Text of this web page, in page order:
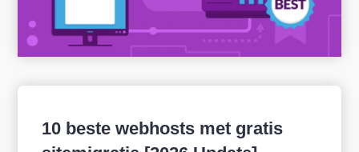
10 beste webhosts met gratis